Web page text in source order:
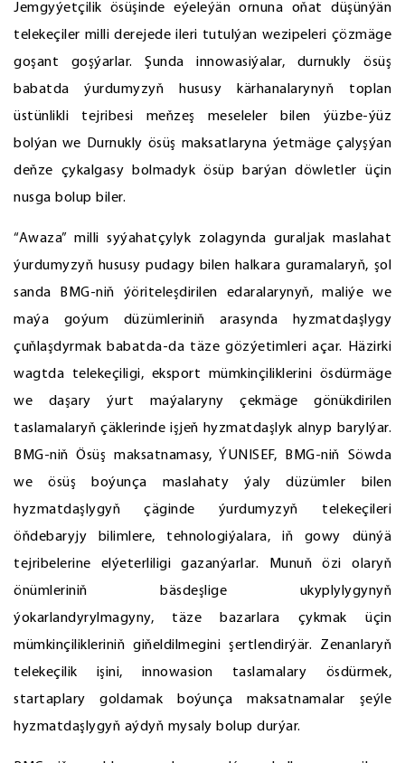
Jemgyýetçilik ösüşinde eýeleýän ornuna oňat düşünýän
telekeçiler milli derejede ileri tutulýan wezipeleri çözmäge
goşant goşýarlar. Şunda innowasiýalar, durnukly ösüş
babatda ýurdumyzyň hususy kärhanalarynyň toplan
üstünlikli tejribesi meňzeş meseleler bilen ýüzbe-ýüz
bolýan we Durnukly ösüş maksatlaryna ýetmäge çalyşýan
deňze çykalgasy bolmadyk ösüp barýan döwletler üçin
nusga bolup biler.
“Awaza” milli syýahatçylyk zolagynda guraljak maslahat
ýurdumyzyň hususy pudagy bilen halkara guramalaryň, şol
sanda BMG-niň ýöriteleşdirilen edaralarynyň, maliýe we
maýa goýum düzümleriniň arasynda hyzmatdaşlygy
çuňlaşdyrmak babatda-da täze gözýetimleri açar. Häzirki
wagtda telekeçiligi, eksport mümkinçiliklerini ösdürmäge
we daşary ýurt maýalaryny çekmäge gönükdirilen
taslamalaryň çäklerinde işjeň hyzmatdaşlyk alnyp barylýar.
BMG-niň Ösüş maksatnamasy, ÝUNISEF, BMG-niň Söwda
we ösüş boýunça maslahaty ýaly düzümler bilen
hyzmatdaşlygyň çäginde ýurdumyzyň telekeçileri
öňdebaryjy bilimlere, tehnologiýalara, iň gowy dünýä
tejribelerine elýeterliligi gazanýarlar. Munuň özi olaryň
önümleriniň bäsdeşlige ukyplylygynyň
ýokarlandyrylmagyny, täze bazarlara çykmak üçin
mümkinçilikleriniň giňeldilmegini şertlendirýär. Zenanlaryň
telekeçilik işini, innowasion taslamalary ösdürmek,
startaplary goldamak boýunça maksatnamalar şeýle
hyzmatdaşlygyň aýdyň mysaly bolup durýar.